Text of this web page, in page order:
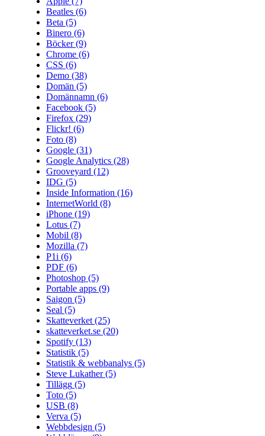
Beatles (6)
Beta (5)
Binero (6)
Böcker(9)
Chrome (6)
CSS (6)
Demo (38)
Domän (5)
Domännamn (6)
Facebook (5)
Firefox (29)
Flickr! (6)
Foto (8)
Google (31)
Google Analytics (28)
Grooveyard (12)
IDG (5)
Inside Information (16)
InternetWorld (8)
iPhone (19)
Lotus (7)
Mobil (8)
Mozilla (7)
P1i (6)
PDF (6)
Photoshop (5)
Portable apps (9)
Saigon (5)
Seal (5)
Skatteverket (25)
skatteverket.se (20)
Spotify (13)
Statistik (5)
Statistik & webbanalys (5)
Steve Lukather(5)
Tillägg (5)
Toto (5)
USB (8)
Verva (5)
Webbdesign (5)